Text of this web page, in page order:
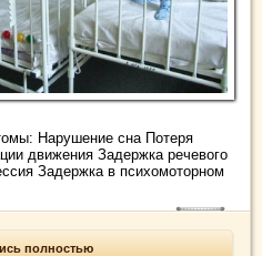
Нарушение сна Потеря
движения Задержка речевого
Задержка в психомоторном
полностью